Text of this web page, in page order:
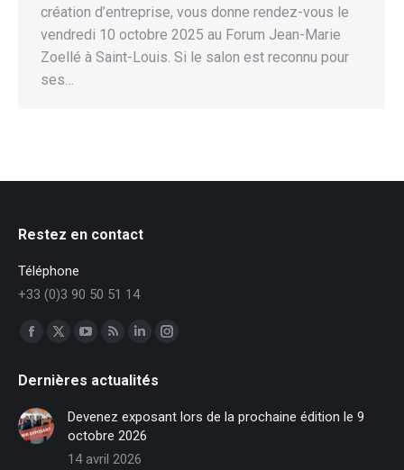
création d’entreprise, vous donne rendez-vous le
vendredi 10 octobre 2025 au Forum Jean-Marie
Zoellé à Saint-Louis. Si le salon est reconnu pour
ses…
Restez en contact
Téléphone
+33 (0)3 90 50 51 14
Trouvez nous sur :
Facebook
opens
in
new
window
X
opens
new
window
opens
in
new
window
opens
in
new
window
LinkedIn
opens
in
new
window
Instagram
in
Dernières actualités
Devenez exposant lors de la prochaine édition le 9
octobre 2026
14 avril 2026